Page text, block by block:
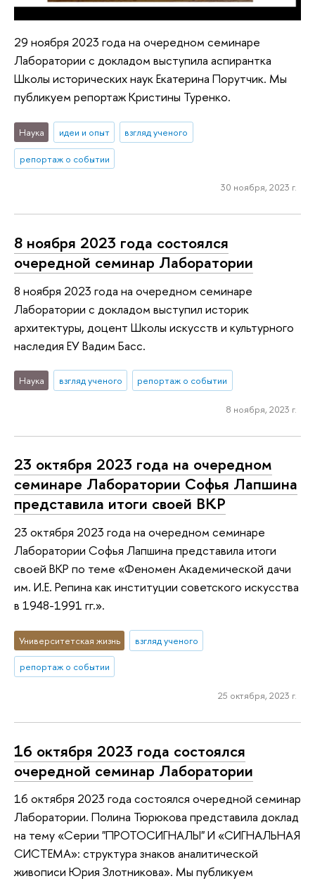
29 ноября 2023 года на очередном семинаре
Лаборатории с докладом выступила аспирантка
Школы исторических наук Екатерина Порутчик. Мы
публикуем репортаж Кристины Туренко.
Наука идеи и опыт взгляд ученого
репортаж о событии
30 ноября, 2023 г.
8 ноября 2023 года состоялся
очередной семинар Лаборатории
8 ноября 2023 года на очередном семинаре
Лаборатории с докладом выступил историк
архитектуры, доцент Школы искусств и культурного
наследия ЕУ Вадим Басс.
Наука взгляд ученого репортаж о событии
8 ноября, 2023 г.
23 октября 2023 года на очередном
семинаре Лаборатории Софья Лапшина
представила итоги своей ВКР
23 октября 2023 года на очередном семинаре
Лаборатории Софья Лапшина представила итоги
своей ВКР по теме «Феномен Академической дачи
им. И.Е. Репина как институции советского искусства
в 1948-1991 гг.».
Университетская жизнь взгляд ученого
репортаж о событии
25 октября, 2023 г.
16 октября 2023 года состоялся
очередной семинар Лаборатории
16 октября 2023 года состоялся очередной семинар
Лаборатории. Полина Тюрюкова представила доклад
на тему «Серии "ПРОТОСИГНАЛЫ" И «СИГНАЛЬНАЯ
СИСТЕМА»: структура знаков аналитической
живописи Юрия Злотникова». Мы публикуем